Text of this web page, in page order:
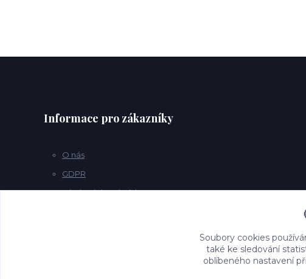
Informace pro zákazníky
O nás
GDPR
Obchodní podmínky
Soubory cookies
také ke sledování
oblíbeného nastavení